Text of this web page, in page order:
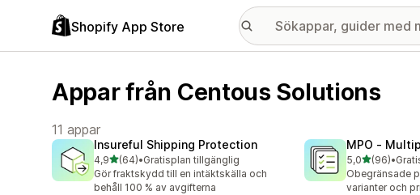
Shopify App Store
Appar från Centous Solutions
11 appar
Insureful Shipping Protection
4,9av 5 stjärnor
(64)
64 recensioner totalt
•Gratisplan tillgänglig
Gör fraktskydd till en intäktskälla och
behåll 100 % av avgifterna
MPO ‑
5,0av 5 stjärnor
(96)
96 recensioner
•
Obegränsade
varianter och